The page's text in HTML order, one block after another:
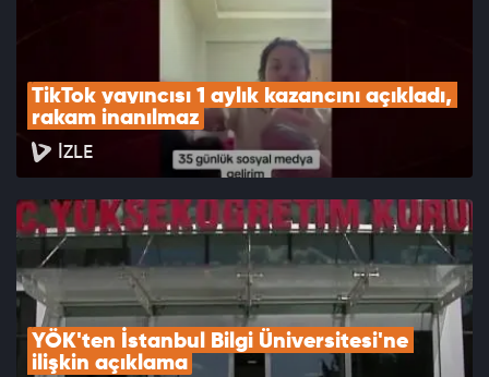
TikTok yayıncısı 1 aylık kazancını açıkladı,
rakam inanılmaz
İZLE
YÖK'ten İstanbul Bilgi Üniversitesi'ne
ilişkin açıklama